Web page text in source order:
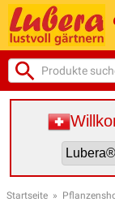
Startseite »